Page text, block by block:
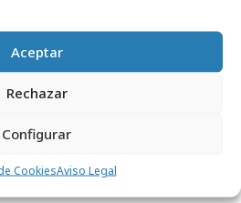
Aceptar
Rechazar
Configurar
CookiesAviso Legal